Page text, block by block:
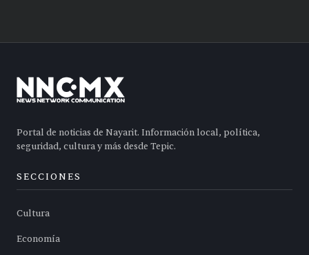
Portal de noticias de Nayarit. Información local, política,
seguridad, cultura y más desde Tepic.
SECCIONES
Cultura
Economía